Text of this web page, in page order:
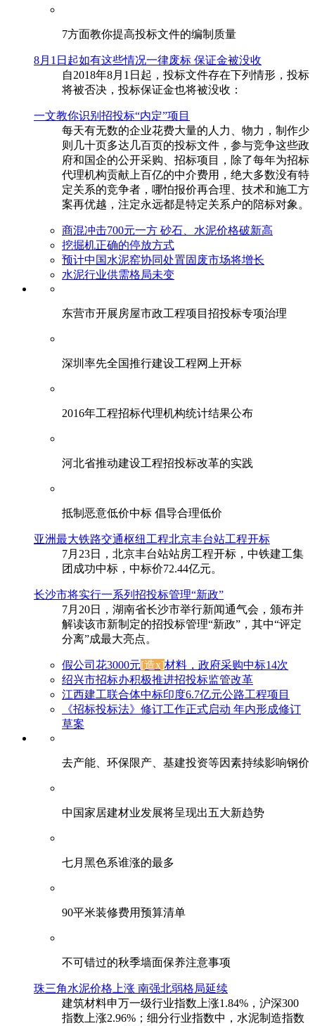
​7方面教你提高投标文件的编制质量
8月1日起如有这些情况一律废标 保证金被没收
自2018年8月1日起，投标文件存在下列情形，投标
将被否决，投标保证金也将被没收：
一文教你识别招投标“内定”项目
每天有无数的企业花费大量的人力、物力，制作少
则几十页多达几百页的投标文件，参与竞争这些政
府和国企的公开采购、招标项目，除了每年为招标
代理机构贡献上百亿的中介费用，绝大多数没有特
定关系的竞争者，哪怕报价再合理、技术和施工方
案再优越，注定永远都是特定关系户的陪标对象。
商混冲击700元一方 砂石、水泥价格破新高
挖掘机正确的停放方式
预计中国水泥窑协同处置固废市场将增长
水泥行业供需格局未变
东营市开展房屋市政工程项目招投标专项治理
深圳率先全国推行建设工程网上开标
2016年工程招标代理机构统计结果公布
河北省推动建设工程招投标改革的实践
抵制恶意低价中标 倡导合理低价
亚洲最大铁路交通枢纽工程北京丰台站工程开标
7月23日，北京丰台站站房工程开标，中铁建工集
团成功中标，中标价72.44亿元。
长沙市将实行一系列招投标管理“新政”
7月20日，湖南省长沙市举行新闻通气会，颁布并
解读该市新制定的招投标管理“新政”，其中“评定
分离”成最大亮点。
假公司花3000元[造x]材料，政府采购中标14次
绍兴市招标办积极推进招投标监管改革
江西建工联合体中标印度6.7亿元公路工程项目
《招标投标法》修订工作正式启动 年内形成修订
草案
去产能、环保限产、基建投资等因素持续影响钢价
中国家居建材业发展将呈现出五大新趋势
七月黑色系谁涨的最多
90平米装修费用预算清单
不可错过的秋季墙面保养注意事项
珠三角水泥价格上涨 南强北弱格局延续
建筑材料申万一级行业指数上涨1.84%，沪深300
指数上涨2.96%；细分行业指数中，水泥制造指数